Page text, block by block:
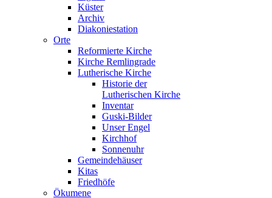
Küster
Archiv
Diakoniestation
Orte
Reformierte Kirche
Kirche Remlingrade
Lutherische Kirche
Historie der
Lutherischen Kirche
Inventar
Guski-Bilder
Unser Engel
Kirchhof
Sonnenuhr
Gemeindehäuser
Kitas
Friedhöfe
Ökumene